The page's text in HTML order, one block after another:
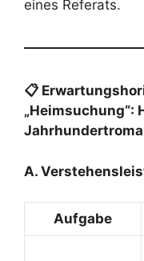
eines Referats.
📋
„Heimsuchung“:
A.
Aufgabe